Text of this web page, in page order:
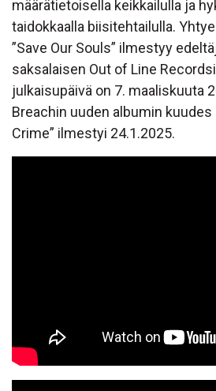
määrätietoisella keikkailulla ja
taidokkaalla biisitehtailulla.
”Save Our Souls” ilmestyy
saksalaisen Out of Line
julkaisupäivä on 7. maaliskuuta
Breachin uuden albumin kuudes
Crime” ilmestyi 24.1.2025.